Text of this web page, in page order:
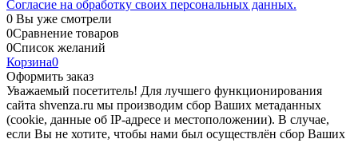
Согласие на обработку своих персональных данных.
0 Вы уже смотрели
0Сравнение товаров
0Список желаний
Корзина0
Оформить заказ
Уважаемый посетитель! Для лучшего функционирования
сайта shvenza.ru мы производим сбор Ваших метаданных
(cookie, данные об IP-адресе и местоположении). В случае,
если Вы не хотите, чтобы нами был осуществлён сбор Ваших